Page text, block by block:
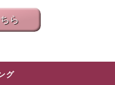
ら
グ